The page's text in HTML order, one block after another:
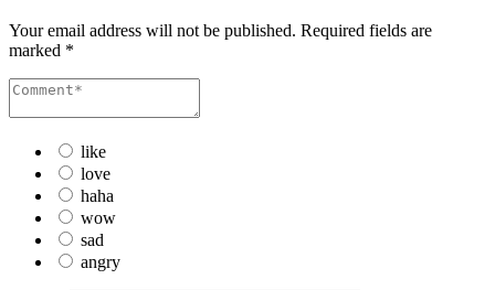
Your email address will not be published. Required fields are
marked *
like
love
haha
wow
sad
angry